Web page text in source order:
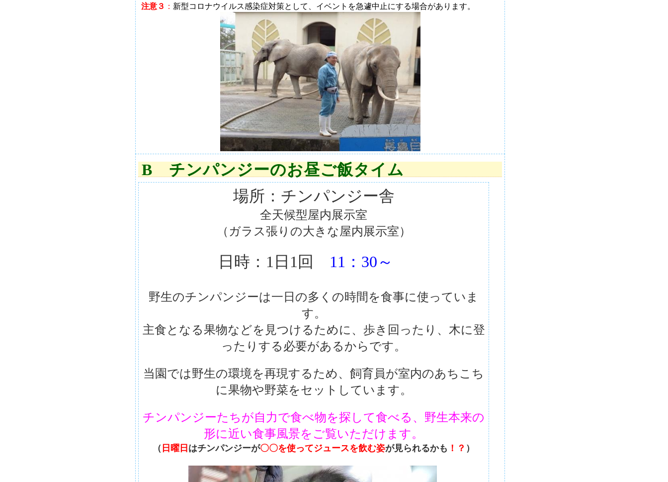
注意３ ： 新型コロナウイルス感染症対策として、イベントを急遽中止にする場合があります。
B チンパンジーのお昼ご飯タイム
場所：チンパンジー舎
全天候型屋内展示室
（ガラス張りの大きな屋内展示室）
日時：1日1回 11：30～
野生のチンパンジーは一日の多くの時間を食事に使っていま
す。
主食となる果物などを見つけるために、歩き回ったり、木に登
ったりする必要があるからです。
当園では野生の環境を再現するため、飼育員が室内のあちこち
に果物や野菜をセットしています。
チンパンジーたちが自力で食べ物を探して食べる、野生本来の
形に近い食事風景をご覧いただけます。
（ 日曜日 はチンパンジーが〇〇を使ってジュースを飲む姿が見られるかも ！？ ）